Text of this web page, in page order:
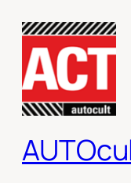
contenu